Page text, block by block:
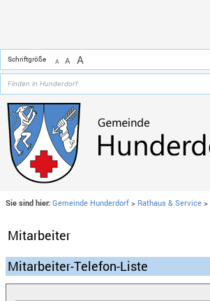
Schriftgröße A A A
Sie sind hier: Gemeinde Hunderdorf > Rathaus & Service >
Mitarbeiter
Mitarbeiter-Telefon-Liste